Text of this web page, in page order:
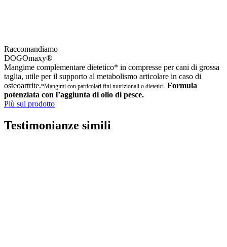
Raccomandiamo
DOGOmaxy®
Mangime complementare dietetico* in compresse per cani di grossa
taglia, utile per il supporto al metabolismo articolare in caso di
osteoartrite.*Mangimi con particolari fini nutrizionali o dietetici. Formula
potenziata con l’aggiunta di olio di pesce.
Più sul prodotto
Testimonianze simili